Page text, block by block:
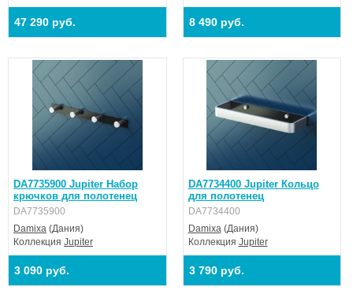
47 290 руб. 8 490 руб.
DA7735900 Jupiter Набор
крючков для полотенец
DA7735900
Damixa (Дания)
Коллекция Jupiter
3 090 руб.
DA7734400 Jupiter Кольцо
для полотенец
DA7734400
Damixa(Дания)
Коллекция Jupiter
3 790 руб.